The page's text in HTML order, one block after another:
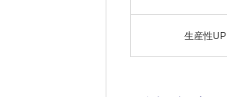
生産性UP